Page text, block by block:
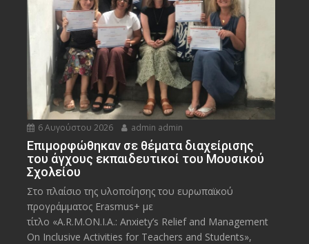
6 Αυγούστου 2026 admin admin
Eπιμορφώθηκαν σε θέματα διαχείρισης
του άγχους εκπαιδευτικοί του Μουσικού
Σχολείου
Στο πλαίσιο της υλοποίησης του ευρωπαϊκού
προγράμματος Erasmus+ με
τίτλο «A.R.M.ON.I.A.: Anxiety’s Relief and Management
On Inclusive Activities for Teachers and Students»,